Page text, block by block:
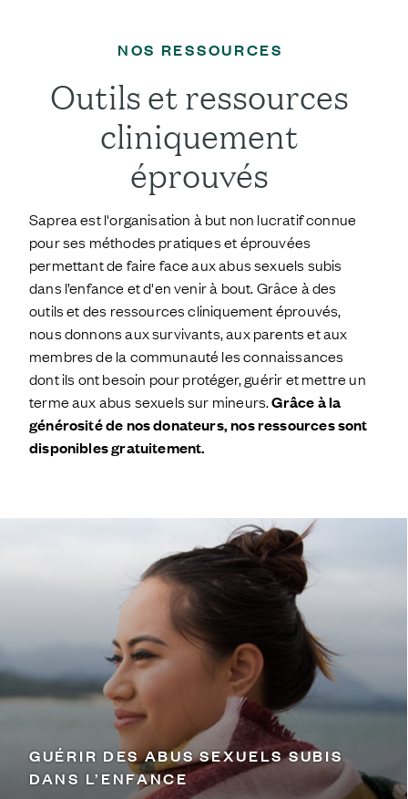
NOS RESSOURCES
Outils et ressources
cliniquement
éprouvés
Saprea est l'organisation à but non lucratif connue
pour ses méthodes pratiques et éprouvées
permettant de faire face aux abus sexuels subis
dans l’enfance et d'en venir à bout. Grâce à des
outils et des ressources cliniquement éprouvés,
nous donnons aux survivants, aux parents et aux
membres de la communauté les connaissances
dont ils ont besoin pour protéger, guérir et mettre un
terme aux abus sexuels sur mineurs.Grâce à la
générosité de nos donateurs, nos ressources sont
disponibles gratuitement.
GUÉRIR DES ABUS SEXUELS SUBIS
DANS L’ENFANCE